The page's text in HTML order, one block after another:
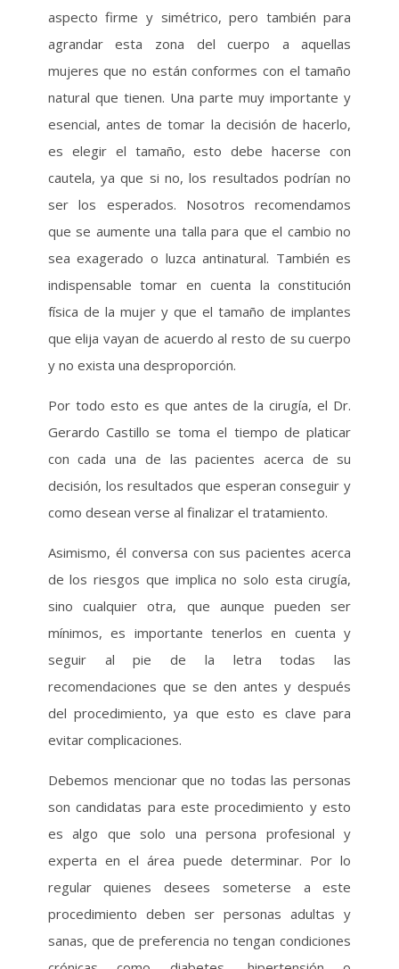
aspecto firme y simétrico, pero también para
agrandar esta zona del cuerpo a aquellas
mujeres que no están conformes con el tamaño
natural que tienen. Una parte muy importante y
esencial, antes de tomar la decisión de hacerlo,
es elegir el tamaño, esto debe hacerse con
cautela, ya que si no, los resultados podrían no
ser los esperados. Nosotros recomendamos
que se aumente una talla para que el cambio no
sea exagerado o luzca antinatural. También es
indispensable tomar en cuenta la constitución
física de la mujer y que el tamaño de implantes
que elija vayan de acuerdo al resto de su cuerpo
y no exista una desproporción.
Por todo esto es que antes de la cirugía, el Dr.
Gerardo Castillo se toma el tiempo de platicar
con cada una de las pacientes acerca de su
decisión, los resultados que esperan conseguir y
como desean verse al finalizar el tratamiento.
Asimismo, él conversa con sus pacientes acerca
de los riesgos que implica no solo esta cirugía,
sino cualquier otra, que aunque pueden ser
mínimos, es importante tenerlos en cuenta y
seguir al pie de la letra todas las
recomendaciones que se den antes y después
del procedimiento, ya que esto es clave para
evitar complicaciones.
Debemos mencionar que no todas las personas
son candidatas para este procedimiento y esto
es algo que solo una persona profesional y
experta en el área puede determinar. Por lo
regular quienes desees someterse a este
procedimiento deben ser personas adultas y
sanas, que de preferencia no tengan condiciones